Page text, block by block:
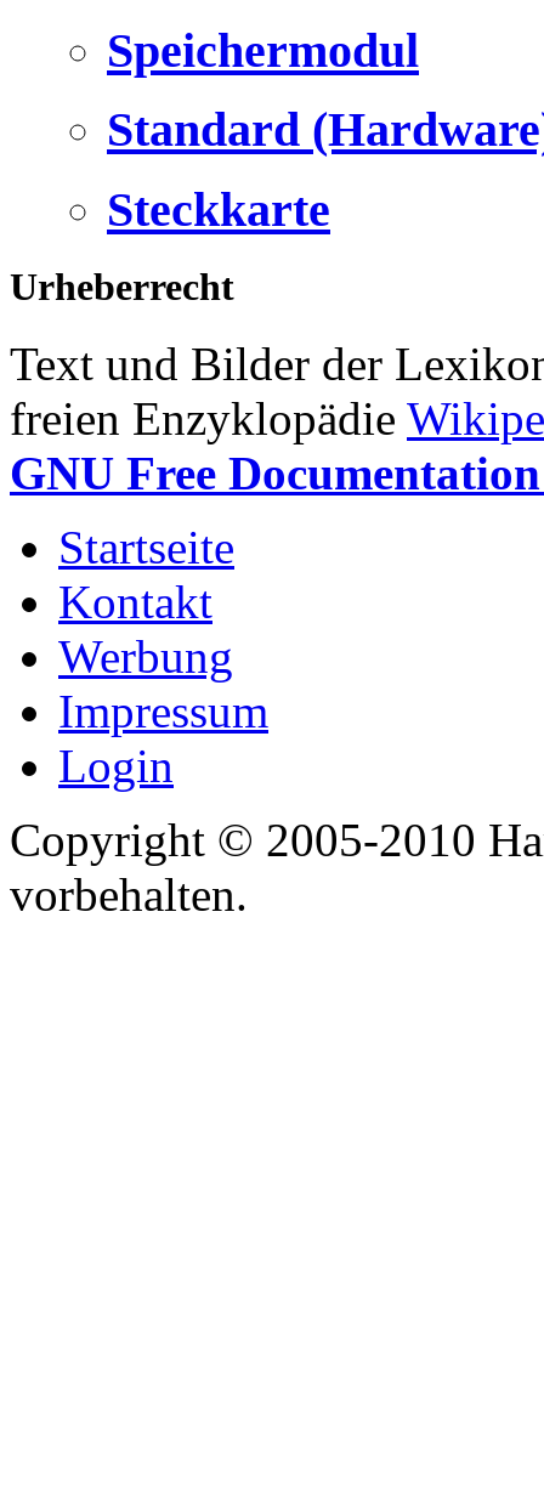
Speichermodul
Standard
Steckkarte
Urheberrecht
Text und Bilder der
freien Enzyklopädie
GNU Free
Startseite
Kontakt
Werbung
Impressum
Login
Copyright © 2005-2010
vorbehalten.